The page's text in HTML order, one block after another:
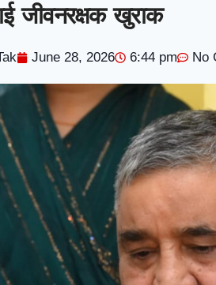
जीवनरक्षक खुराक
June 28, 2026 6:44 pm No